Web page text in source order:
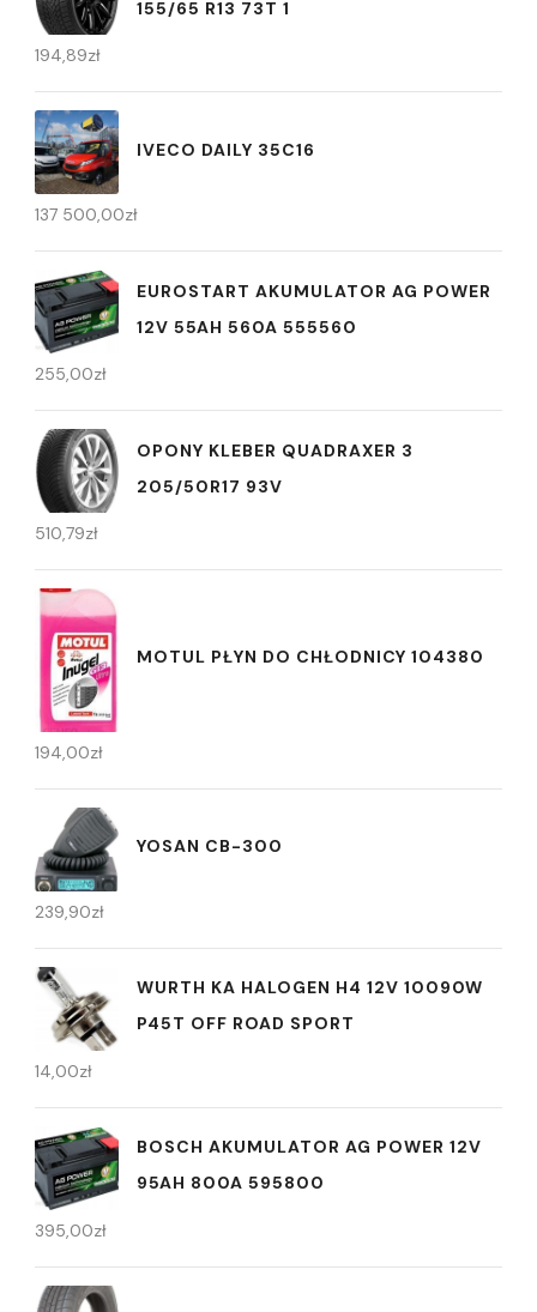
155/65 R13 73T 1
194,89zł
IVECO DAILY 35C16
137 500,00zł
EUROSTART AKUMULATOR AG POWER
12V 55AH 560A 555560
255,00zł
OPONY KLEBER QUADRAXER 3
205/50R17 93V
510,79zł
MOTUL PŁYN DO CHŁODNICY 104380
194,00zł
YOSAN CB-300
239,90zł
WURTH KA HALOGEN H4 12V 10090W
P45T OFF ROAD SPORT
14,00zł
BOSCH AKUMULATOR AG POWER 12V
95AH 800A 595800
395,00zł